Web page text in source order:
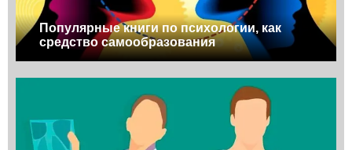
Популярные книги по психологии, как
средство самообразования